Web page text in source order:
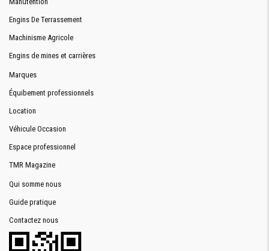
Engins De Terrassement
Machinisme Agricole
Engins de mines et carrières
Marques
Équibement professionnels
Location
Véhicule Occasion
Espace professionnel
TMR Magazine
Qui somme nous
Guide pratique
Contactez nous